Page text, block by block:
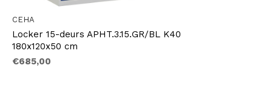
CEHA
Locker 15-deurs APHT.3.15.GR/BL K40
180x120x50 cm
€685,00